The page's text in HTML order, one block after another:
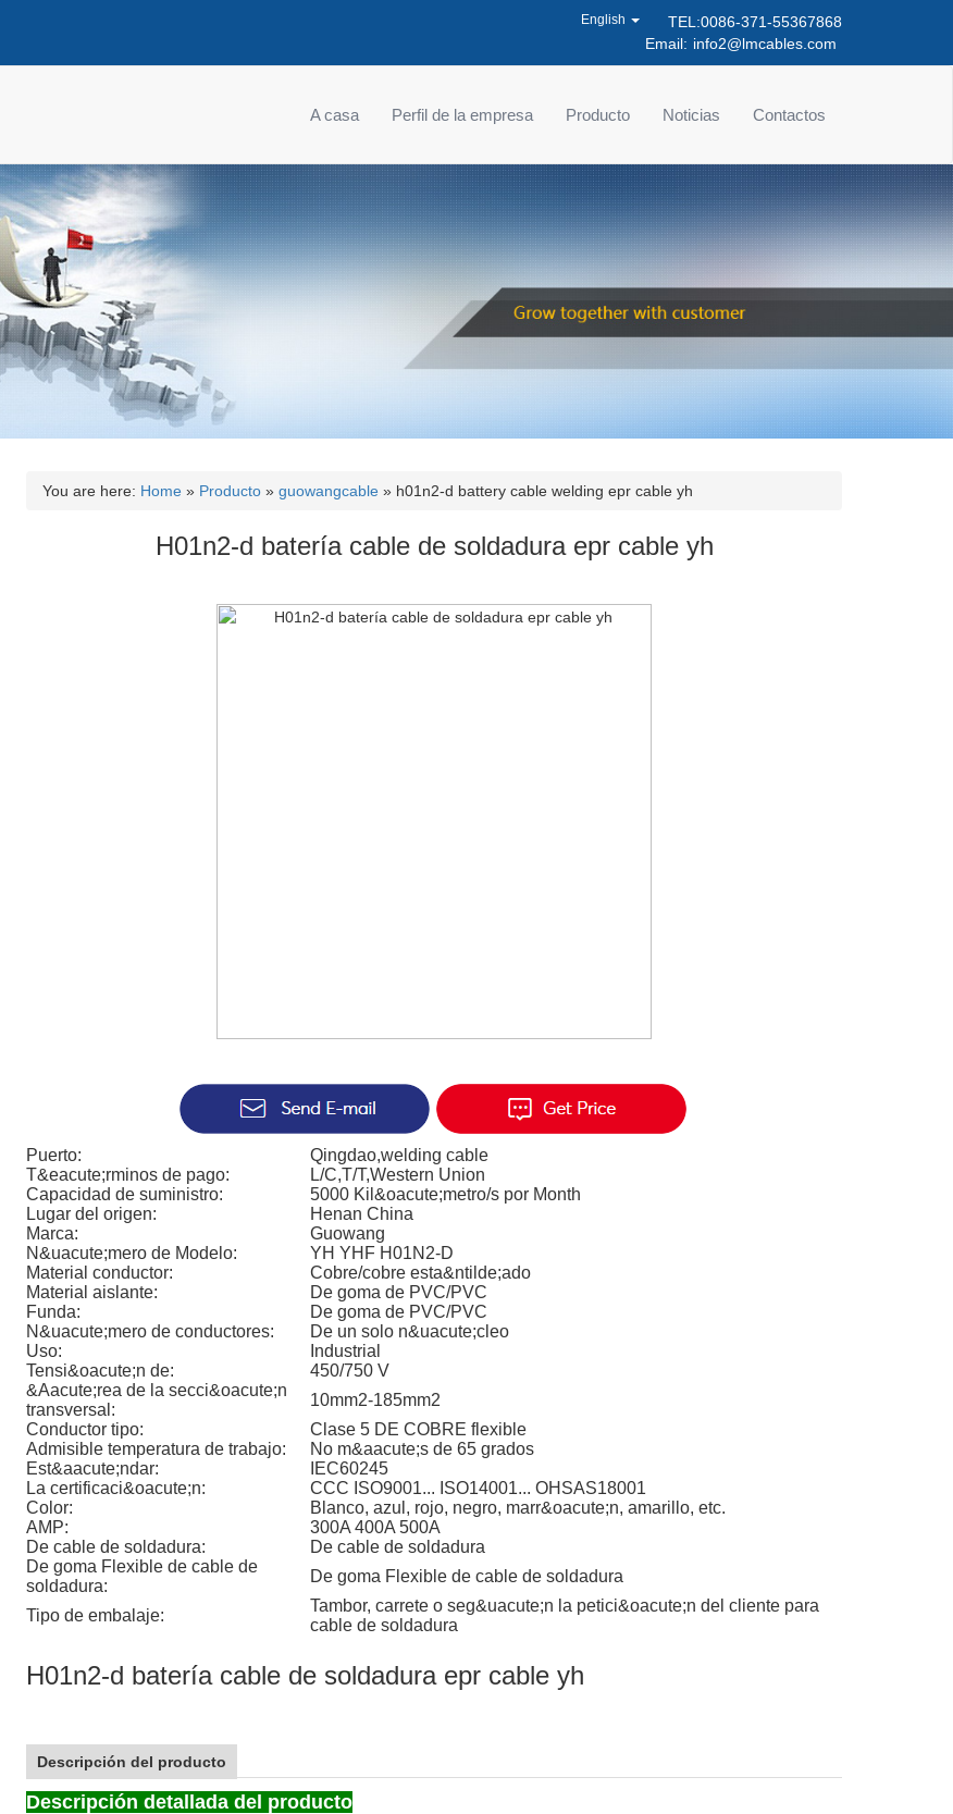
TEL:0086-371-55367868
Email: info2@lmcables.com
English
A casa Perfil de la empresa Producto Noticias Contactos
You are here: Home » Producto » guowangcable » h01n2-d battery cable welding epr cable yh
H01n2-d batería cable de soldadura epr cable yh
Puerto:
Qingdao,welding cable
T&eacute;rminos de pago:
L/C,T/T,Western Union
Capacidad de suministro:
5000 Kil&oacute;metro/s por Month
Lugar del origen:
Henan China
Marca:
Guowang
N&uacute;mero de Modelo:
YH YHF H01N2-D
Material conductor:
Cobre/cobre esta&ntilde;ado
Material aislante:
De goma de PVC/PVC
Funda:
De goma de PVC/PVC
N&uacute;mero de conductores:
De un solo n&uacute;cleo
Uso:
Industrial
Tensi&oacute;n de:
450/750 V
&Aacute;rea de la secci&oacute;n
transversal:
10mm2-185mm2
Conductor tipo:
Clase 5 DE COBRE flexible
Admisible temperatura de trabajo:
No m&aacute;s de 65 grados
Est&aacute;ndar:
IEC60245
La certificaci&oacute;n:
CCC ISO9001... ISO14001... OHSAS18001
Color:
Blanco, azul, rojo, negro, marr&oacute;n, amarillo, etc.
AMP:
300A 400A 500A
De cable de soldadura:
De cable de soldadura
De goma Flexible de cable de
soldadura:
De goma Flexible de cable de soldadura
Tipo de embalaje:
Tambor, carrete o seg&uacute;n la petici&oacute;n del cliente para
cable de soldadura
H01n2-d batería cable de soldadura epr cable yh
Descripción del producto
Descripción detallada del producto